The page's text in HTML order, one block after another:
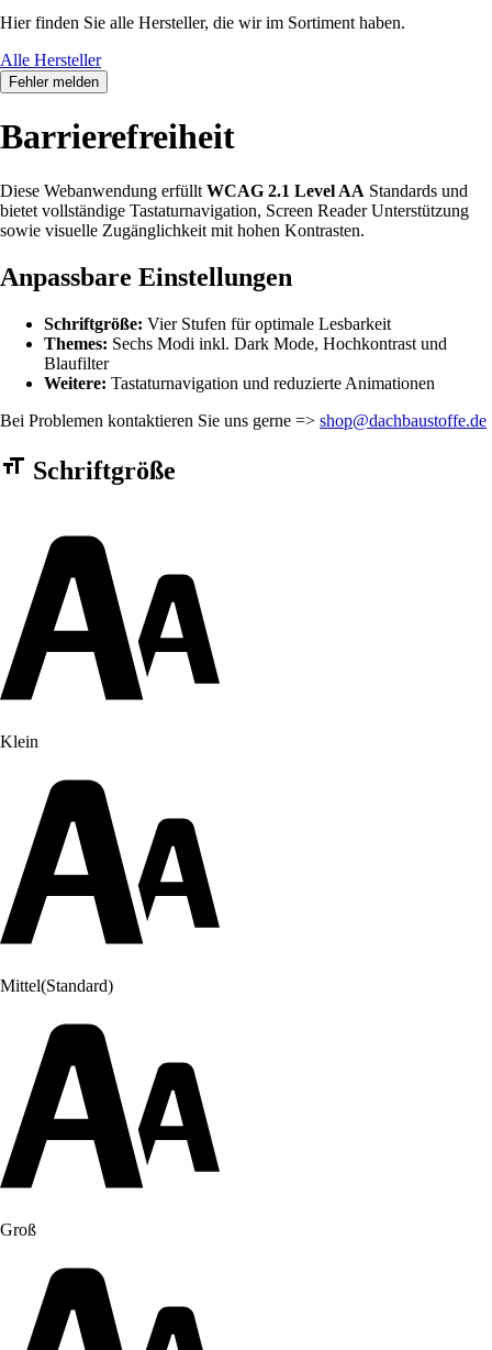
Hier finden Sie alle Hersteller, die wir im Sortiment haben.
Alle Hersteller
Fehler melden
Barrierefreiheit
Diese Webanwendung erfüllt WCAG 2.1 Level AA Standards und
bietet vollständige Tastaturnavigation, Screen Reader Unterstützung
sowie visuelle Zugänglichkeit mit hohen Kontrasten.
Anpassbare Einstellungen
Schriftgröße: Vier Stufen für optimale Lesbarkeit
Themes: Sechs Modi inkl. Dark Mode, Hochkontrast und
Blaufilter
Weitere: Tastaturnavigation und reduzierte Animationen
Bei Problemen kontaktieren Sie uns gerne => shop@dachbaustoffe.de
Barrierefreiheit Einstellungen Formular
Schriftgröße
Klein
Mittel(Standard)
Groß